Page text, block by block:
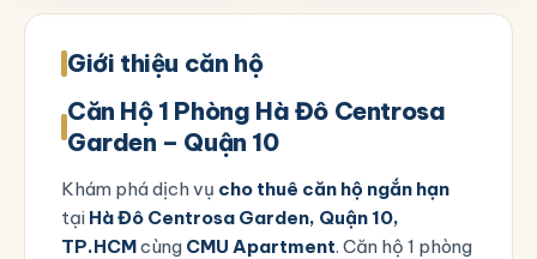
Giới thiệu căn hộ
Căn Hộ 1 Phòng Hà Đô Centrosa
Garden – Quận 10
Khám phá dịch vụ cho thuê căn hộ ngắn hạn
tại Hà Đô Centrosa Garden, Quận 10,
TP.HCMcùng CMU Apartment. Căn hộ 1 phòng